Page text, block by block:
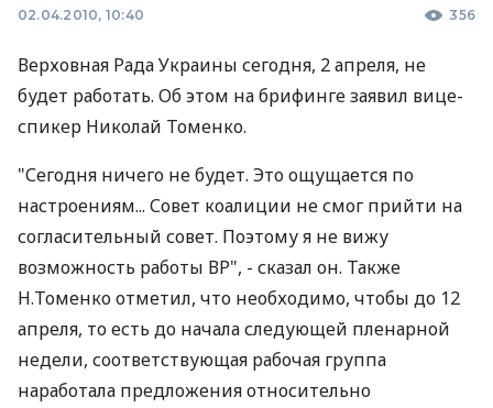
02.04.2010, 10:40 356
Верховная Рада Украины сегодня, 2 апреля, не
будет работать. Об этом на брифинге заявил вице-
спикер Николай Томенко.
"Сегодня ничего не будет. Это ощущается по
настроениям... Совет коалиции не смог прийти на
согласительный совет. Поэтому я не вижу
возможность работы ВР", - сказал он. Также
Н.Томенко отметил, что необходимо, чтобы до 12
апреля, то есть до начала следующей пленарной
недели, соответствующая рабочая группа
наработала предложения относительно